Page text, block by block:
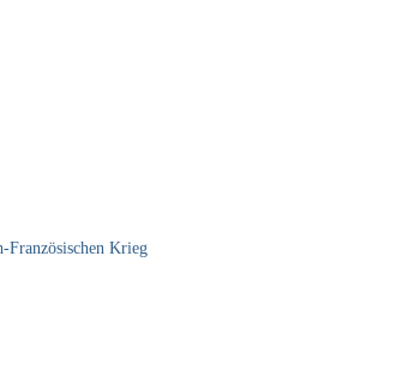
Französischen Krieg